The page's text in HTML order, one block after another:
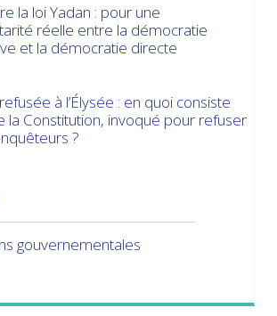
la loi Yadan : pour une
réelle entre la démocratie
et la démocratie directe
à l’Élysée : en quoi consiste
la Constitution, invoqué pour refuser
?
gouvernementales